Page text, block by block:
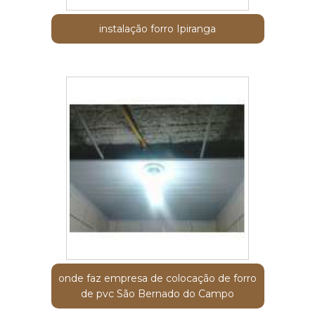
instalação forro Ipiranga
onde faz empresa de colocação de forro
de pvc São Bernado do Campo